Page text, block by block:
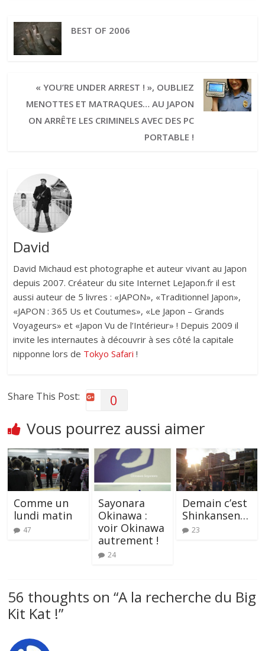
BEST OF 2006
« YOU’RE UNDER ARREST ! », OUBLIEZ
MENOTTES ET MATRAQUES… AU JAPON
ON ARRÊTE LES CRIMINELS AVEC DES PC
PORTABLE !
David
David Michaud est photographe et auteur vivant au Japon
depuis 2007. Créateur du site Internet LeJapon.fr il est
aussi auteur de 5 livres : «JAPON», «Traditionnel Japon»,
«JAPON : 365 Us et Coutumes», «Le Japon – Grands
Voyageurs» et «Japon Vu de l’Intérieur» ! Depuis 2009 il
invite les internautes à découvrir à ses côté la capitale
nipponne lors de Tokyo Safari !
Share This Post: 0
Vous pourrez aussi aimer
Comme un
lundi matin
47
Sayonara
Okinawa :
voir Okinawa
autrement !
24
Demain c’est
Shinkansen…
23
56 thoughts on “A la recherche du Big
Kit Kat !”